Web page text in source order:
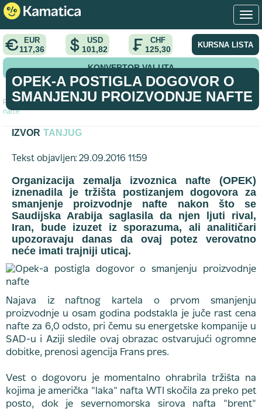
EUR
117,36
USD
101,82
CHF
125,30 KURSNA LISTA
KONVERTOR VALUTA
Početna > vest >
Opek-a postigla dogovor o smanjenju proizvodnje
nafte
OPEK-A POSTIGLA DOGOVOR O
SMANJENJU PROIZVODNJE NAFTE
IZVOR TANJUG
Tekst objavljen: 29.09.2016 11:59
Organizacija zemalja izvoznica nafte (OPEK)
iznenadila je tržišta postizanjem dogovora za
smanjenje proizvodnje nafte nakon što se
Saudijska Arabija saglasila da njen ljuti rival,
Iran, bude izuzet iz sporazuma, ali analitičari
upozoravaju danas da ovaj potez verovatno
neće imati trajniji uticaj.
Najava iz naftnog kartela o prvom smanjenju
proizvodnje u osam godina podstakla je juče rast cena
nafte za 6,0 odsto, pri čemu su energetske kompanije u
SAD-u i Aziji sledile ovaj obrazac ostvarujući ogromne
dobitke, prenosi agencija Frans pres.
Vest o dogovoru je momentalno ohrabrila tržišta na
kojima je američka "laka" nafta WTI skočila za preko pet
posto, dok je severnomorska sirova nafta "brent"